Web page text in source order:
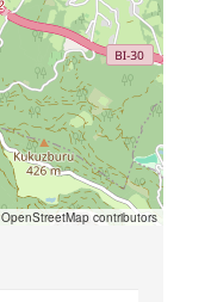
OpenStreetMap contributors